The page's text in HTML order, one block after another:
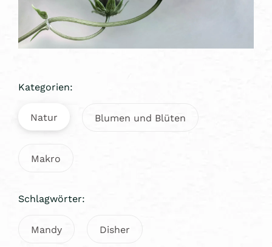
Kategorien:
Natur Blumen und Blüten
Makro
Schlagwörter:
Mandy Disher